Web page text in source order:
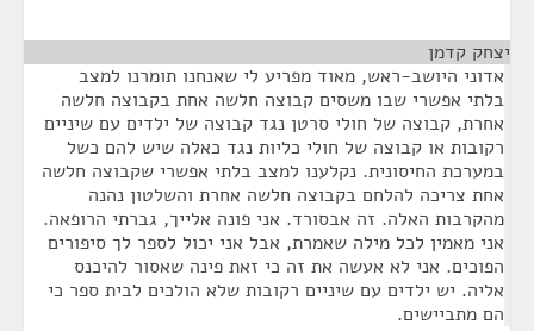
יצחק קדמן
אדוני היושב-ראש, מאוד מפריע לי שאנחנו תומרנו למצב
בלתי אפשרי שבו משסים קבוצה חלשה אחת בקבוצה חלשה
אחרת, קבוצה של חולי סרטן נגד קבוצה של ילדים עם שיניים
רקובות או קבוצה של חולי כליות נגד כאלה שיש להם כשל
במערכת החיסונית. נקלענו למצב בלתי אפשרי שקבוצה חלשה
אחת צריכה להלחם בקבוצה חלשה אחרת והשלטון נהנה
מהקרבות האלה. זה אבסורד. אני פונה אלייך, גברתי הרופאה.
אני מאמין לכל מילה שאמרת, אבל אני יכול לספר לך סיפורים
הפוכים. אני לא אעשה את זה כי זאת פינה שאסור להיכנס
אליה. יש ילדים עם שיניים רקובות שלא הולכים לבית ספר כי
הם מתביישים.